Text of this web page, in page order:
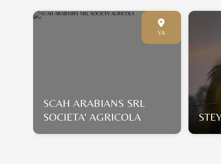
VA
SCAH ARABIANS SRL
SOCIETA' AGRICOLA